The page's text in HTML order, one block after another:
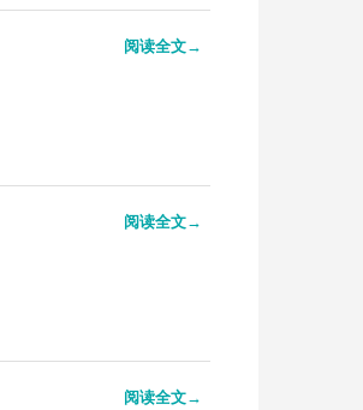
阅读全文→
阅读全文→
阅读全文→